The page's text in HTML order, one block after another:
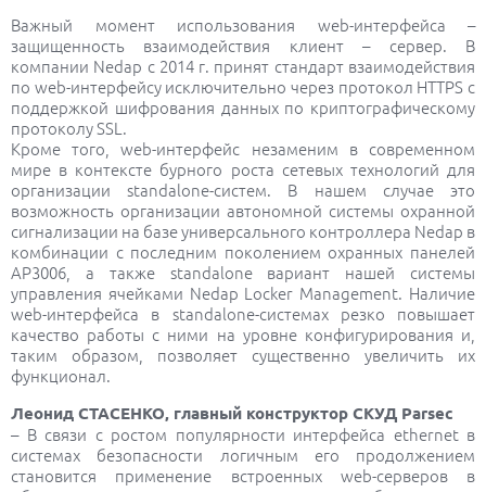
Важный момент использования web-интерфейса –
защищенность взаимодействия клиент – сервер. В
компании Nedap с 2014 г. принят стандарт взаимодействия
по web-интерфейсу исключительно через протокол HTTPS с
поддержкой шифрования данных по криптографическому
протоколу SSL.
Кроме того, web-интерфейс незаменим в современном
мире в контексте бурного роста сетевых технологий для
организации standalone-систем. В нашем случае это
возможность организации автономной системы охранной
сигнализации на базе универсального контроллера Nedap в
комбинации с последним поколением охранных панелей
AP3006, а также standalone вариант нашей системы
управления ячейками Nedap Locker Management. Наличие
web-интерфейса в standalone-системах резко повышает
качество работы с ними на уровне конфигурирования и,
таким образом, позволяет существенно увеличить их
функционал.
Леонид СТАСЕНКО, главный конструктор СКУД Parsec
– В связи с ростом популярности интерфейса ethernet в
системах безопасности логичным его продолжением
становится применение встроенных web-серверов в